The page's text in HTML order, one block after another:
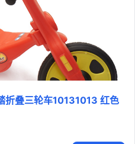
折叠三轮车10131013 红色